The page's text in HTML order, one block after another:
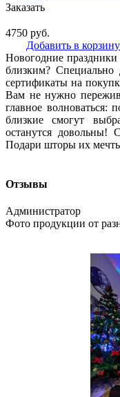
Заказать
4750 руб.
Добавить в корзину
Новогодние праздники
близким?
сертификаты на
Вам не нужно
главное волноваться:
близкие смогут
останутся довольны!
Подари шторы их
Отзывы
Администратор
Фото продукции от